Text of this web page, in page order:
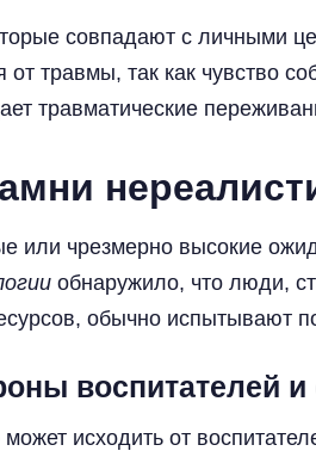
совпадают с личными
от травмы, так как чувство
травматические
или чрезмерно высокие
обнаружило, что люди,
обычно испытывают
воспитателей
исходить от